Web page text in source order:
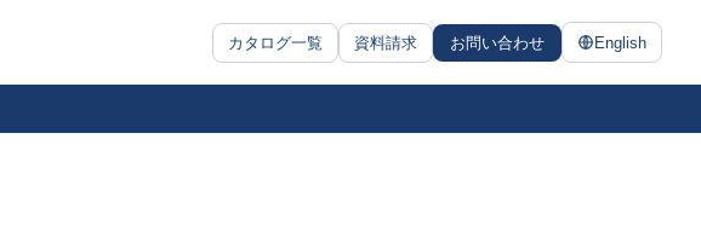
カタログ一覧 資料請求 お問い合わせ English